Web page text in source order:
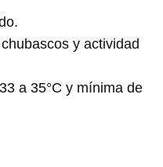
y actividad
a 35°C y mínima de